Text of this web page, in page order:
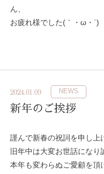
ん、
お疲れ様でした(｀・ω・´)ゞ
2024.01.09 NEWS
新年のご挨拶
謹んで新春の祝詞を申し上
旧年中は大変お世話になり
本年も変わらぬご愛顧を頂